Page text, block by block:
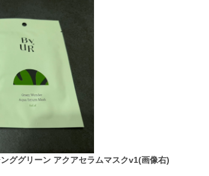
ググリーン アクアセラムマスクv1(画像右)